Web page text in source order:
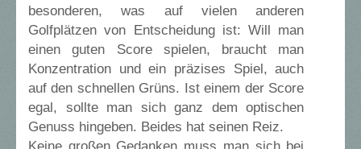
besonderen, was auf vielen anderen
Golfplätzen von Entscheidung ist: Will man
einen guten Score spielen, braucht man
Konzentration und ein präzises Spiel, auch
auf den schnellen Grüns. Ist einem der Score
egal, sollte man sich ganz dem optischen
Genuss hingeben. Beides hat seinen Reiz.
Keine großen Gedanken muss man sich bei